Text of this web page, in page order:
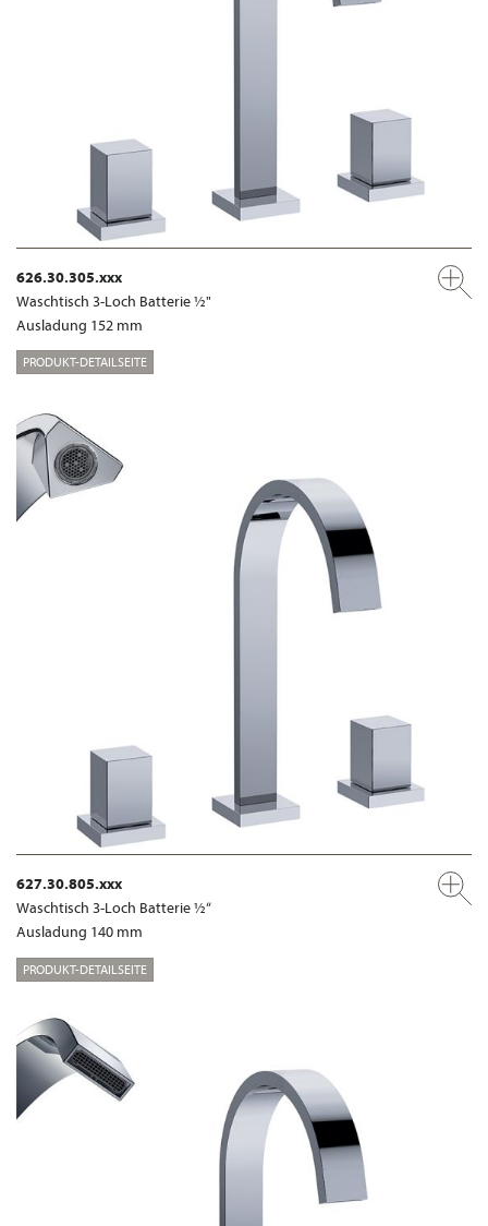
626.30.305.xxx
Waschtisch 3-Loch Batterie ½"
Ausladung 152 mm
PRODUKT-DETAILSEITE
627.30.805.xxx
Waschtisch 3-Loch Batterie ½“
Ausladung 140 mm
PRODUKT-DETAILSEITE